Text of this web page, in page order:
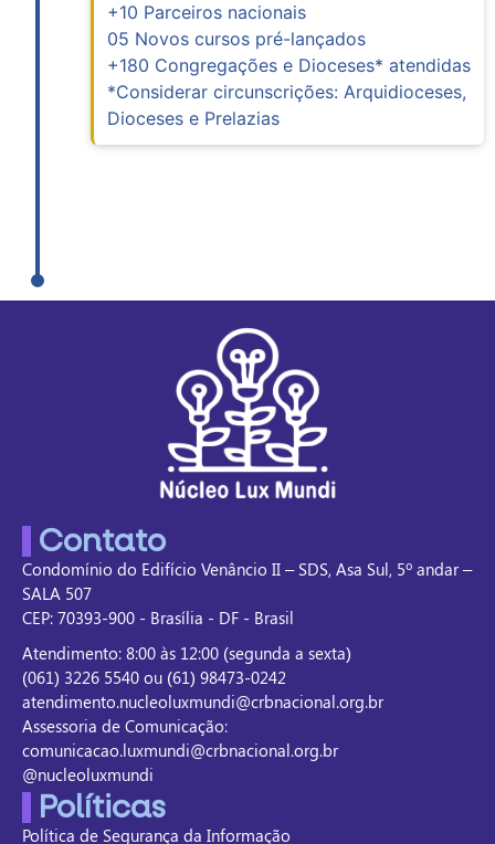
+10 Parceiros nacionais
05 Novos cursos pré-lançados
+180 Congregações e Dioceses* atendidas
*Considerar circunscrições: Arquidioceses,
Dioceses e Prelazias
Contato
Condomínio do Edifício Venâncio II – SDS, Asa Sul, 5º andar –
SALA 507
CEP: 70393-900 - Brasília - DF - Brasil
Atendimento: 8:00 às 12:00 (segunda a sexta)
(061) 3226 5540 ou (61) 98473-0242
atendimento.nucleoluxmundi@crbnacional.org.br
Assessoria de Comunicação:
comunicacao.luxmundi@crbnacional.org.br
@nucleoluxmundi
Políticas
Política de Segurança da Informação